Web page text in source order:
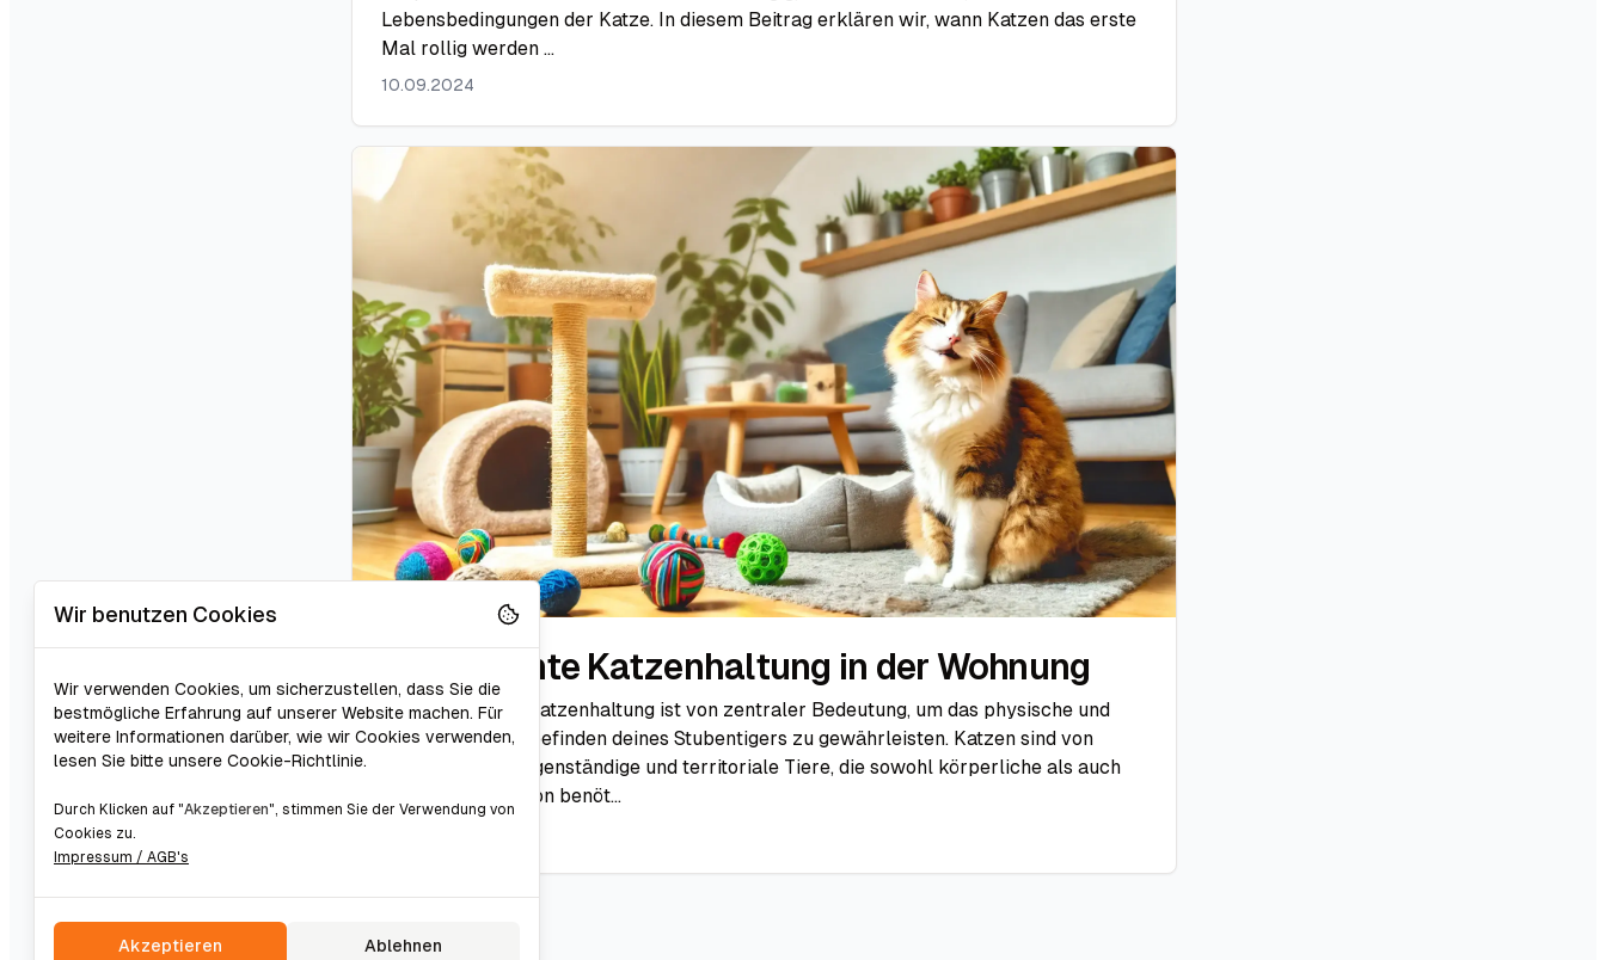
Wir benutzen Cookies
Wir verwenden Cookies, um sicherzustellen, dass Sie die
bestmögliche Erfahrung auf unserer Website machen. Für
weitere Informationen darüber, wie wir Cookies verwenden,
lesen Sie bitte unsere Cookie-Richtlinie.
Durch Klicken auf "Akzeptieren", stimmen Sie der Verwendung von
Cookies zu.
Impressum / AGB's
Akzeptieren Ablehnen
Lebensbedingungen der Katze. In diesem Beitrag erklären wir, wann Katzen das erste
Mal rollig werden ...
10.09.2024
Artgerechte Katzenhaltung in der Wohnung
Die artgerechte Katzenhaltung ist von zentraler Bedeutung, um das physische und
emotionale Wohlbefinden deines Stubentigers zu gewährleisten. Katzen sind von
Natur aus sehr eigenständige und territoriale Tiere, die sowohl körperliche als auch
geistige Stimulation benöt...